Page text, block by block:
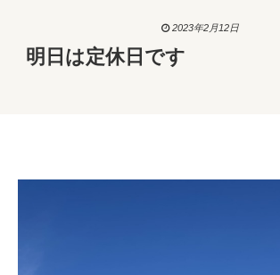
2023年2月12日
明日は定休日です